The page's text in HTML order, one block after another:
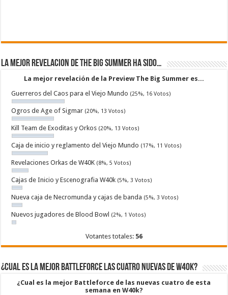
La mejor revelacion de The Big Summer ha sido…
La mejor revelación de la Preview The Big Summer es...
Guerreros del Caos para el Viejo Mundo (25%, 16 Votos)
Ogros de Age of Sigmar (20%, 13 Votos)
Kill Team de Exoditas y Orkos (20%, 13 Votos)
Caja de inicio y reglamento del Viejo Mundo (17%, 11 Votos)
Revelaciones Orkas de W40K (8%, 5 Votos)
Cajas de Inicio y Escenografia W40k (5%, 3 Votos)
Nueva caja de Necromunda y cajas de banda (5%, 3 Votos)
Nuevos jugadores de Blood Bowl (2%, 1 Votos)
Votantes totales: 56
¿Cual es la mejor Battleforce las cuatro nuevas de W40k?
¿Cual es la mejor Battleforce de las nuevas cuatro de esta
semana en W40k?